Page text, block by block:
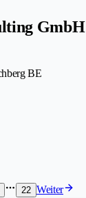
GmbH
BE
22 Weiter